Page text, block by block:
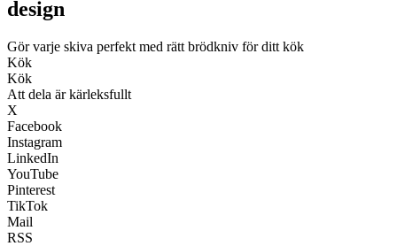
design
Gör varje skiva perfekt med rätt brödkniv för ditt kök
Kök
Kök
Att dela är kärleksfullt
X
Facebook
Instagram
LinkedIn
YouTube
Pinterest
TikTok
Mail
RSS